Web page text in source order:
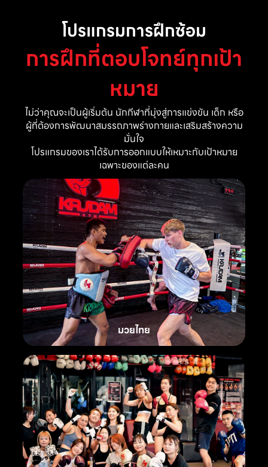
โปรแกรมการฝึกซ้อม
การฝึกที่ตอบโจทย์ทุกเป้า
หมาย
ไม่ว่าคุณจะเป็นผู้เริ่มต้น นักกีฬาที่มุ่งสู่การแข่งขัน เด็ก หรือ
ผู้ที่ต้องการพัฒนาสมรรถภาพร่างกายและเสริมสร้างความ
มั่นใจ
โปรแกรมของเราได้รับการออกแบบให้เหมาะกับเป้าหมาย
เฉพาะของแต่ละคน
มวยไทย